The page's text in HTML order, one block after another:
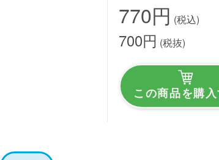
770円 (税込)
700円 (税抜)
この商品を購入